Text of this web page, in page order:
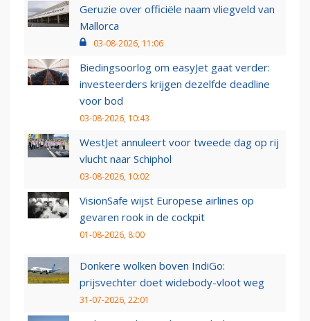
Geruzie over officiële naam vliegveld van
Mallorca
03-08-2026, 11:06
Biedingsoorlog om easyJet gaat verder:
investeerders krijgen dezelfde deadline
voor bod
03-08-2026, 10:43
WestJet annuleert voor tweede dag op rij
vlucht naar Schiphol
03-08-2026, 10:02
VisionSafe wijst Europese airlines op
gevaren rook in de cockpit
01-08-2026, 8:00
Donkere wolken boven IndiGo:
prijsvechter doet widebody-vloot weg
31-07-2026, 22:01